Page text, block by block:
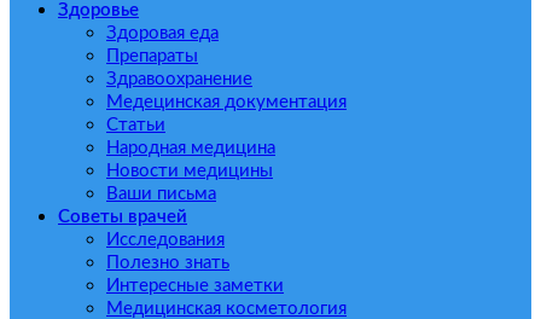
Здоровье
Здоровая еда
Препараты
Здравоохранение
Медецинская документация
Статьи
Народная медицина
Новости медицины
Ваши письма
Советы врачей
Исследования
Полезно знать
Интересные заметки
Медицинская косметология